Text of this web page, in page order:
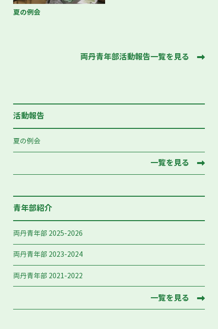
活動報告
夏の例会
一覧を見る
青年部紹介
両丹青年部 2025-2026
両丹青年部 2023-2024
両丹青年部 2021-2022
一覧を見る
夏の例会
両丹青年部活動報告一覧を見る